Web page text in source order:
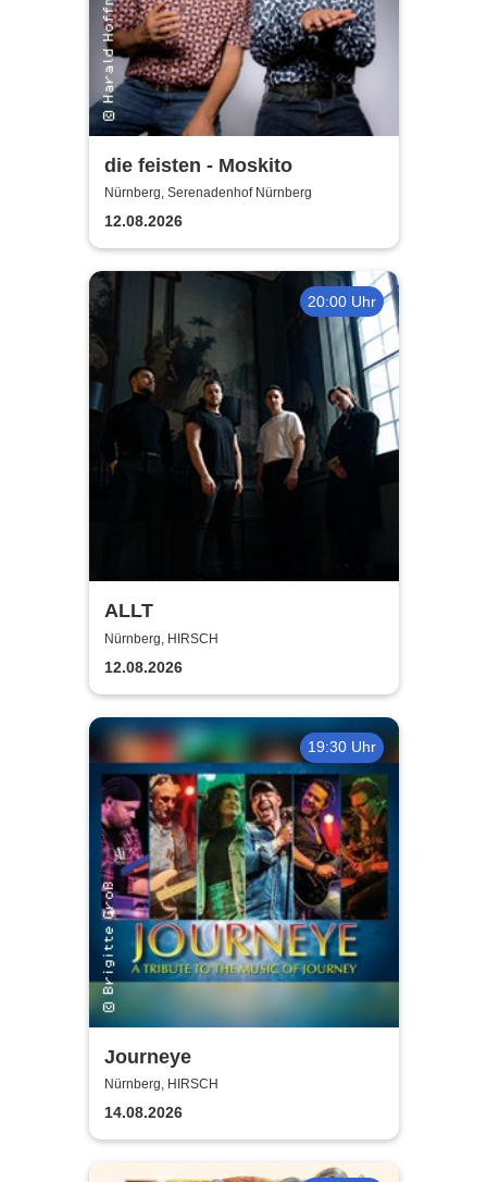
die feisten - Moskito
Nürnberg, Serenadenhof Nürnberg
12.08.2026
20:00 Uhr
ALLT
Nürnberg, HIRSCH
12.08.2026
19:30 Uhr
Journeye
Nürnberg, HIRSCH
14.08.2026